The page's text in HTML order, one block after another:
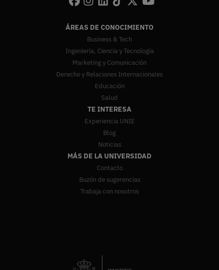
ÁREAS DE CONOCIMIENTO
Business & Tech
Ingeniería, Ciencia y Tecnología
Marketing y Comunicación
Derecho y Relaciones Internacionales
Educación
Salud
TE INTERESA
Experiencia UNIE
Blog
Noticias
MÁS DE LA UNIVERSIDAD
Contacto
Buzón de sugerencias
Trabaja con nosotros